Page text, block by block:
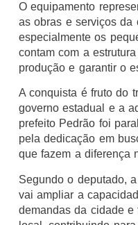
O equipamento
as obras e serviços da
especialmente os
contam com a
produção e garantir o
A conquista é fruto do
governo estadual e a
prefeito Pedrão foi
pela dedicação em
que fazem a diferença
Segundo o deputado,
vai ampliar a
demandas da cidade e